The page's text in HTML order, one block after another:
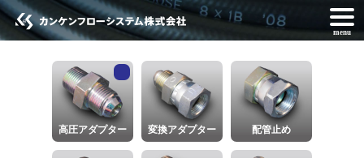
menu
高圧アダプター 変換アダプター 配管止め